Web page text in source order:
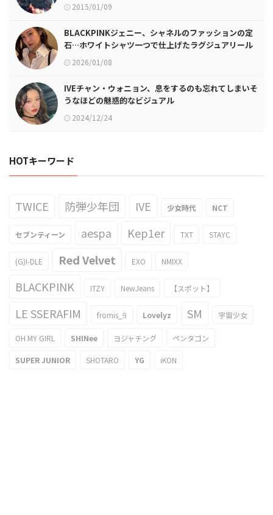
2015/01/09
BLACKPINKジェニー、シャネルのファッションの定
石…ホワイトシャツ一つで仕上げたラグジュアリール
ック2026/01/08
IVEチャン・ウォニョン、息をするのも忘れてしまいそ
うなほどの魅惑的なビジュアル
2024/12/24
HOTキーワード
TWICE 防弾少年団 IVE 少女時代 NCT
セブンティーン aespa Kep1er TXT STAYC
(G)I-DLE Red Velvet EXO NMIXX
BLACKPINK ITZY NewJeans 【スポット】
LE SSERAFIM fromis_9 Lovelyz SM 宇宙少女
OH MY GIRL SHINee ヨジャチング ペンタゴン
SUPER JUNIOR SHOTARO YG iKON